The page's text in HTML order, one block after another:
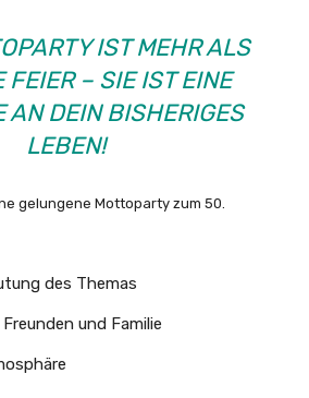
IST MEHR ALS
FEIER – SIE IST EINE
AN DEIN BISHERIGES
LEBEN!
gelungene Mottoparty zum 50.
des Themas
und Familie